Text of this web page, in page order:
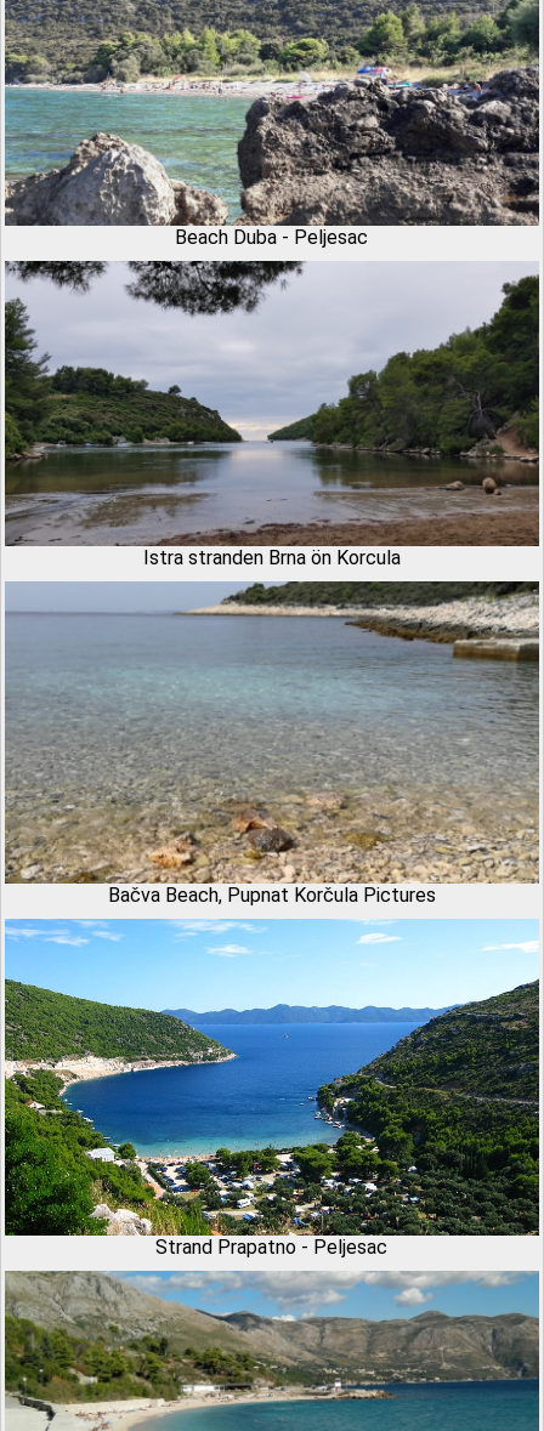
Beach Duba - Peljesac
Istra stranden Brna ön Korcula
Bačva Beach, Pupnat Korčula Pictures
Strand Prapatno - Peljesac